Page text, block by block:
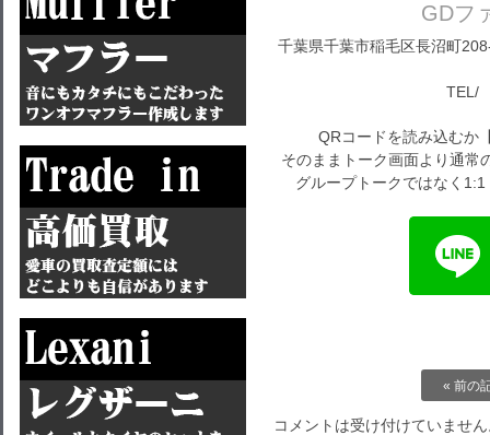
GDフ
千葉県千葉市稲毛区長沼町
TEL/
QRコードを読み込むか
そのままトーク画面より通常
グループトークではなく
« 前の
コメントは受け付けていませ